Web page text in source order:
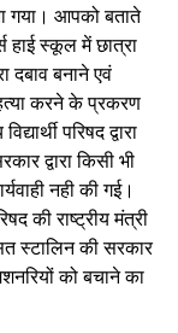
गया। आपको बताते
स्कूल में छात्रा
दबाव बनाने एवं
करने के प्रकरण
परिषद द्वारा
द्वारा किसी भी
नही की गई।
की राष्ट्रीय मंत्री
स्टालिन की सरकार
को बचाने का